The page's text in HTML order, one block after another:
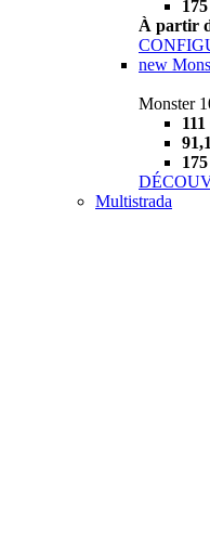
À partir
new
Monster
Multistrada